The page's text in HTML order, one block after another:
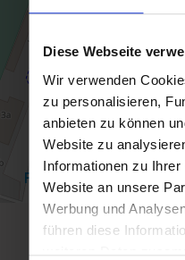
Diese Webseite
Wir verwenden
zu personalisieren,
anbieten zu können
Website zu
Informationen zu
Website an unsere
Werbung und
führen diese
weiteren Daten
Zurück zur